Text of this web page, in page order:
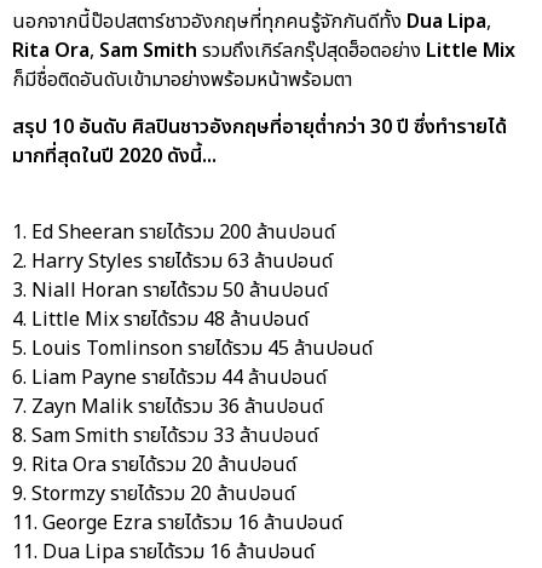
นอกจากนี้ป๊อปสตาร์ชาวอังกฤษที่ทุกคนรู้จักกันดีทั้ง Dua Lipa,
Rita Ora, Sam Smith รวมถึงเกิร์ลกรุ๊ปสุดฮ็อตอย่าง Little Mix
ก็มีชื่อติดอันดับเข้ามาอย่างพร้อมหน้าพร้อมตา
สรุป 10 อันดับ ศิลปินชาวอังกฤษที่อายุต่ำกว่า 30 ปี ซึ่งทำรายได้
มากที่สุดในปี 2020 ดังนี้...
1. Ed Sheeran รายได้รวม 200 ล้านปอนด์
2. Harry Styles รายได้รวม 63 ล้านปอนด์
3. Niall Horan รายได้รวม 50 ล้านปอนด์
4. Little Mix รายได้รวม 48 ล้านปอนด์
5. Louis Tomlinson รายได้รวม 45 ล้านปอนด์
6. Liam Payne รายได้รวม 44 ล้านปอนด์
7. Zayn Malik รายได้รวม 36 ล้านปอนด์
8. Sam Smith รายได้รวม 33 ล้านปอนด์
9. Rita Ora รายได้รวม 20 ล้านปอนด์
9. Stormzy รายได้รวม 20 ล้านปอนด์
11. George Ezra รายได้รวม 16 ล้านปอนด์
11. Dua Lipa รายได้รวม 16 ล้านปอนด์